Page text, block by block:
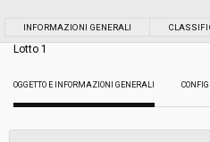
Tipo di contratto:
Servizi sociali:
INFORMAZIONI GENERALI
Lotto 1
OGGETTO E INFORMAZIONI GENERALI